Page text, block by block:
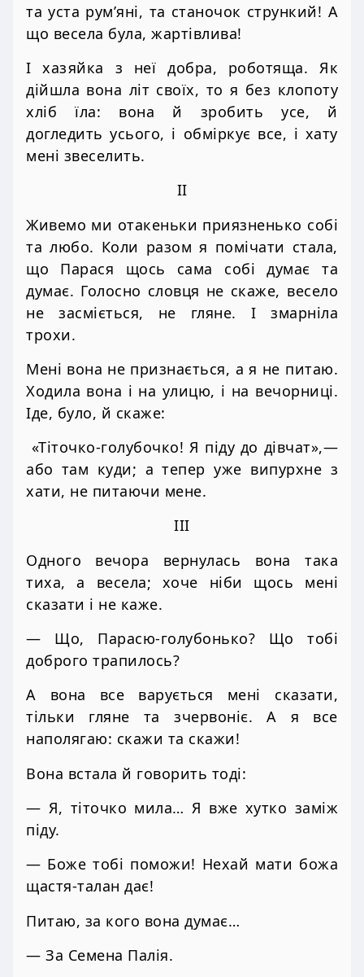
та уста рум’яні, та станочок стрункий! А
що весела була, жартівлива!
І хазяйка з неї добра, роботяща. Як
дійшла вона літ своїх, то я без клопоту
хліб їла: вона й зробить усе, й
догледить усього, і обміркує все, і хату
мені звеселить.
II
Живемо ми отакеньки приязненько собі
та любо. Коли разом я помічати стала,
що Парася щось сама собі думає та
думає. Голосно словця не скаже, весело
не засміється, не гляне. І змарніла
трохи.
Мені вона не признається, а я не питаю.
Ходила вона і на улицю, і на вечорниці.
Іде, було, й скаже:
«Тіточко-голубочко! Я піду до дівчат»,—
або там куди; а тепер уже випурхне з
хати, не питаючи мене.
III
Одного вечора вернулась вона така
тиха, а весела; хоче ніби щось мені
сказати і не каже.
— Що, Парасю-голубонько? Що тобі
доброго трапилось?
А вона все варується мені сказати,
тільки гляне та зчервоніє. А я все
наполягаю: скажи та скажи!
Вона встала й говорить тоді:
— Я, тіточко мила… Я вже хутко заміж
піду.
— Боже тобі поможи! Нехай мати божа
щастя-талан дає!
Питаю, за кого вона думає…
— За Семена Палія.